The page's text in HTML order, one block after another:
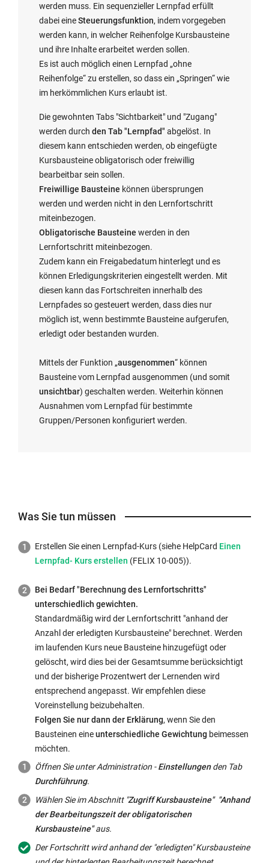
w
i
r
d
i
n
n
u
e
m
F
e
n
s
t
e
r
g
e
ö
f
f
n
t:
werden muss. Ein sequenzieller Lernpfad erfüllt
dabei eineSteuerungsfunktion, indem vorgegeben
werden kann, in welcher Reihenfolge Kursbausteine
und ihre Inhalte erarbeitet werden sollen.
Es ist auch möglich einen Lernpfad „ohne
Reihenfolge“ zu erstellen, so dass ein „Springen“ wie
im herkömmlichen Kurs erlaubt ist.
Die gewohnten Tabs "Sichtbarkeit" und "Zugang"
werden durch den Tab "Lernpfad" abgelöst. In
diesem kann entschieden werden, ob eingefügte
Kursbausteine obligatorisch oder freiwillig
bearbeitbar sein sollen.
Freiwillige Bausteine können übersprungen
werden und werden nicht in den Lernfortschritt
miteinbezogen.
Obligatorische Bausteine werden in den
Lernfortschritt miteinbezogen.
Zudem kann ein Freigabedatum hinterlegt und es
können Erledigungskriterien eingestellt werden. Mit
diesen kann das Fortschreiten innerhalb des
Lernpfades so gesteuert werden, dass dies nur
möglich ist, wenn bestimmte Bausteine aufgerufen,
erledigt oder bestanden wurden.
Mittels der Funktion „ausgenommen“ können
Bausteine vom Lernpfad ausgenommen (und somit
unsichtbar) geschalten werden. Weiterhin können
Ausnahmen vom Lernpfad für bestimmte
Gruppen/Personen konfiguriert werden.
Was Sie tun müssen
Erstellen Sie einen Lernpfad-Kurs (siehe HelpCard Externer
Fenster
geöffnet:
Einen
Lernpfad- Kurs erstellen ​​​​​​​ (FELIX 10-005)).
Bei Bedarf "Berechnung des Lernfortschritts"
unterschiedlich gewichten.
Standardmäßig wird der Lernfortschritt "anhand der
Anzahl der erledigten Kursbausteine" berechnet. Werden
im laufenden Kurs neue Bausteine hinzugefügt oder
gelöscht, wird dies bei der Gesamtsumme berücksichtigt
und der bisherige Prozentwert der Lernenden wird
entsprechend angepasst. Wir empfehlen diese
Voreinstellung beizubehalten.
Folgen Sie nur dann der Erklärung, wenn Sie den
Bausteinen eineunterschiedliche Gewichtung beimessen
möchten.
Öffnen Sie unter Administration -Einstellungenden Tab
Durchführung.
Wählen Sie im Abschnitt "Zugriff Kursbausteine" "Anhand
der Bearbeitungszeit der obligatorischen
Kursbausteine"aus.
Der Fortschritt wird anhand der "erledigten" Kursbausteine